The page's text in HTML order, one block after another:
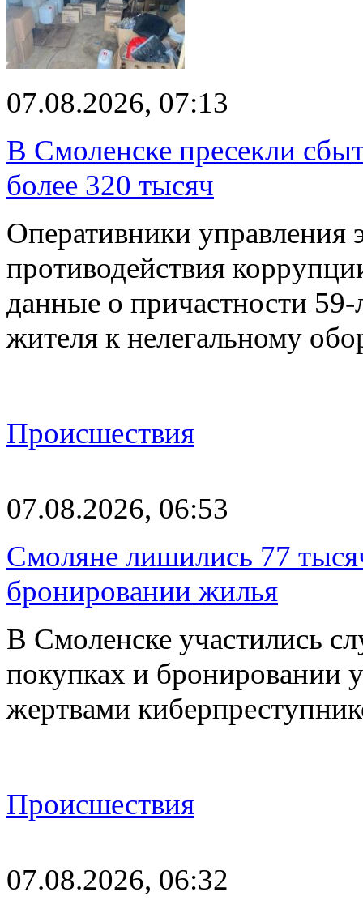
07.08.2026, 07:13
В Смоленске пресекли
более 320 тысяч
Оперативники управления
противодействия
данные о причастности 59-
жителя к нелегальному
Происшествия
07.08.2026, 06:53
Смоляне лишились 77
бронировании жилья
В Смоленске участились
покупках и бронировании
жертвами
Происшествия
07.08.2026, 06:32